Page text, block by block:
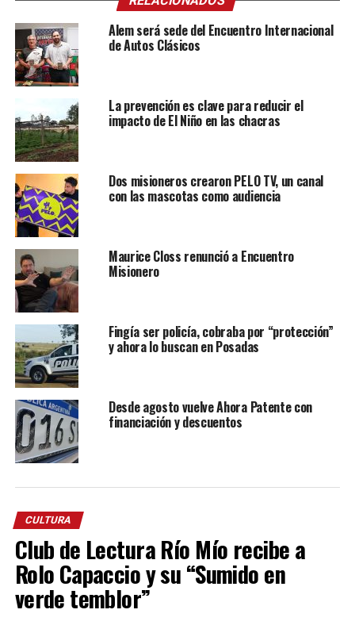
Alem será sede del Encuentro Internacional
de Autos Clásicos
La prevención es clave para reducir el
impacto de El Niño en las chacras
Dos misioneros crearon PELO TV, un canal
con las mascotas como audiencia
Maurice Closs renunció a Encuentro
Misionero
Fingía ser policía, cobraba por “protección”
y ahora lo buscan en Posadas
Desde agosto vuelve Ahora Patente con
financiación y descuentos
CULTURA
Club de Lectura Río Mío recibe a
Rolo Capaccio y su “Sumido en
verde temblor”